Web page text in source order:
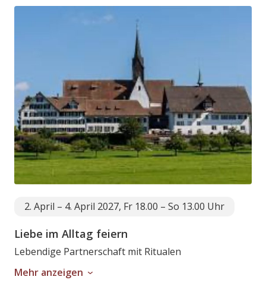
2. April – 4. April 2027, Fr 18.00 – So 13.00 Uhr
Liebe im Alltag feiern
Lebendige Partnerschaft mit Ritualen
Mehr anzeigen